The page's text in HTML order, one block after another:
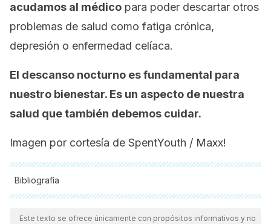
acudamos al médico para poder descartar otros
problemas de salud como fatiga crónica,
depresión o enfermedad celíaca.
El descanso nocturno es fundamental para
nuestro bienestar. Es un aspecto de nuestra
salud que también debemos cuidar.
Imagen por cortesía de SpentYouth / Maxx!
Bibliografía
Todas las fuentes citadas fueron revisadas a profundidad por
nuestro equipo, para asegurar su calidad, confiabilidad,
Este texto se ofrece únicamente con propósitos informativos y no